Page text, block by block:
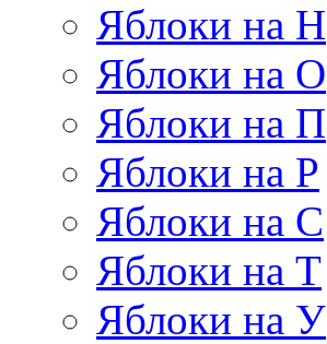
Яблоки на Н
Яблоки на О
Яблоки на П
Яблоки на Р
Яблоки на С
Яблоки на Т
Яблоки на У